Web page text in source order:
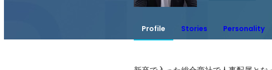
Profile Stories Personality